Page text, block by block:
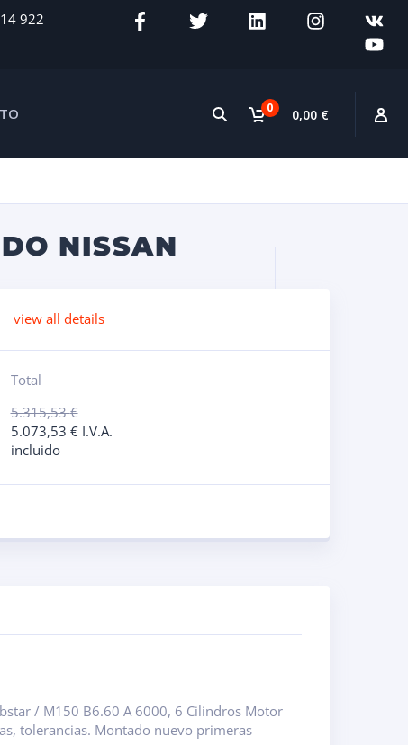
922
0 0,00 €
NISSAN
view all details
Total
5.315,53€
5.073,53 € I.V.A.
incluido
/ M150 B6.60 A 6000, 6 Cilindros Motor
tolerancias. Montado nuevo primeras